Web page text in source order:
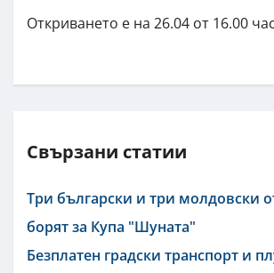
Откриването е на 26.04 от 16.00
Свързани статии
Три български и три молдовски
борят за Купа "Шуната"
Безплатен градски транспорт и